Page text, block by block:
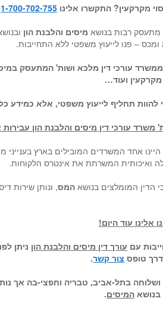
מקרקעין? התקשרו אלינו 1-700-702-755
מתעסק רבות בנושא מיסים והלבנת הון
– פנו לייעוץ משפטי ללא התחייבות.
ממשרד עורכי דין מלכא ושות' המתעסק
מקרקעין ועוד…
תחליף לייעוץ משפטי, אלא כמידע
עורכי דין מיסים והלבנת הון עבירות
היינו אחד המשרדים המובילים בארץ בענייני
ואיכותית המשרתת את אינטרס הלקוחות.
הדין המומלצים בנושא המס, ונותן שירות
אלינו עוד היום!
עם עורך דין מיסים והלבנת הון ניתן
טופס צור קשר.
בתל-אביב, טבריה וחפצי-בה אך נותן
המיסים.